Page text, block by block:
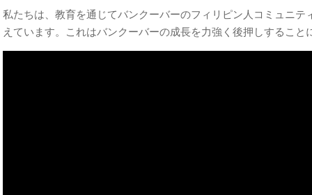
私たちは、教育を通じてバンクーバーのフィリピン人コミュニテ
えています。これはバンクーバーの成長を力強く後押しすること